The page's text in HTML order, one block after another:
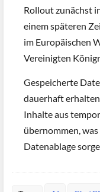
Rollout zunächst
einem späteren
im Europäischen
Vereinigten
Gespeicherte
dauerhaft
Inhalte aus
übernommen,
Datenablage